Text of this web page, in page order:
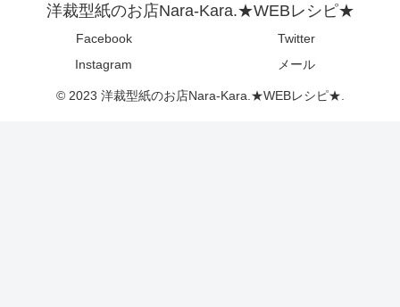
洋裁型紙のお店Nara-Kara.★WEBレシピ★
Facebook
Twitter
Instagram
メール
© 2023 洋裁型紙のお店Nara-Kara.★WEBレシピ★.